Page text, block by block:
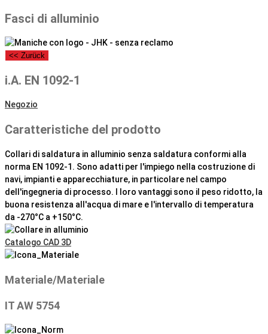
Fasci di alluminio
<< Zurück
i.A. EN 1092-1
Negozio
Caratteristiche del prodotto
Collari di saldatura in alluminio senza saldatura conformi alla
norma EN 1092-1. Sono adatti per l'impiego nella costruzione di
navi, impianti e apparecchiature, in particolare nel campo
dell'ingegneria di processo. I loro vantaggi sono il peso ridotto, la
buona resistenza all'acqua di mare e l'intervallo di temperatura
da -270°C a +150°C.
Catalogo CAD 3D
Materiale/Materiale
IT AW 5754